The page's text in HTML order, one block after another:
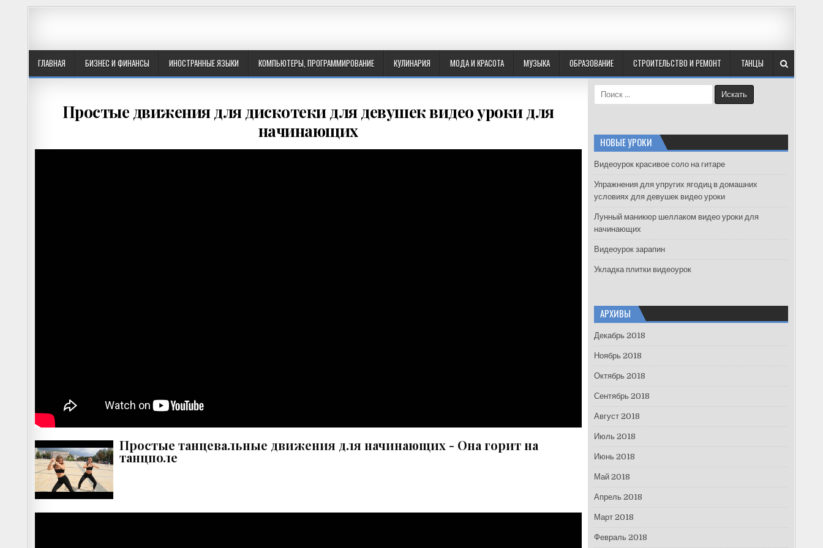
ГЛАВНАЯ БИЗНЕС И ФИНАНСЫ ИНОСТРАННЫЕ ЯЗЫКИ КОМПЬЮТЕРЫ, ПРОГРАММИРОВАНИЕ КУЛИНАРИЯ МОДА И КРАСОТА МУЗЫКА ОБРАЗОВАНИЕ СТРОИТЕЛЬСТВО И РЕМОНТ ТАНЦЫ
Простые движения для дискотеки для девушек видео уроки для
начинающих
Простые танцевальные движения для начинающих - Она горит на
танцполе
e
h
f
r
:
НОВЫЕ УРОКИ
Видеоурок красивое соло на гитаре
Упражнения для упругих ягодиц в домашних
условиях для девушек видео уроки
Лунный маникюр шеллаком видео уроки для
начинающих
Видеоурок зарапин
Укладка плитки видеоурок
АРХИВЫ
Декабрь 2018
Ноябрь 2018
Октябрь 2018
Сентябрь 2018
Август 2018
Июль 2018
Июнь 2018
Май 2018
Апрель 2018
Март 2018
Февраль 2018